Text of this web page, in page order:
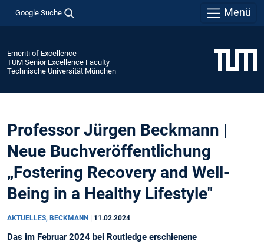
Google Suche Menü
Emeriti of Excellence
TUM Senior Excellence Faculty
Technische Universität München
Professor Jürgen Beckmann |
Neue Buchveröffentlichung
„Fostering Recovery and Well-
Being in a Healthy Lifestyle"
AKTUELLES, BECKMANN 11.02.2024
Das im Februar 2024 bei Routledge erschienene